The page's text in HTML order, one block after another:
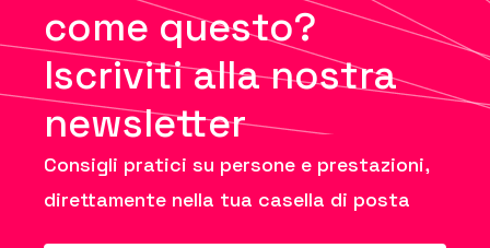
come questo?
Iscriviti alla nostra
newsletter
Consigli pratici su persone e prestazioni,
direttamente nella tua casella di posta